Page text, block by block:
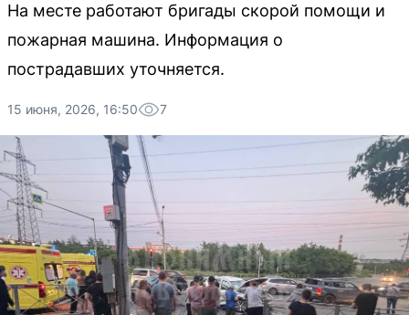
На месте работают бригады скорой помощи и
пожарная машина. Информация о
пострадавших уточняется.
15 июня, 2026, 16:50 7